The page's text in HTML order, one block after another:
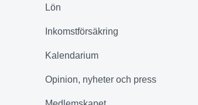
Lön
Inkomstförsäkring
Kalendarium
Opinion, nyheter och press